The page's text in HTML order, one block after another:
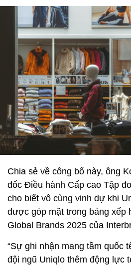
Chia sẻ về công bố này, ông
đốc Điều hành Cấp cao Tập
cho biết vô cùng vinh dự khi
được góp mặt trong bảng xếp
Global Brands 2025 của
“Sự ghi nhận mang tầm quốc
đội ngũ Uniqlo thêm động lực